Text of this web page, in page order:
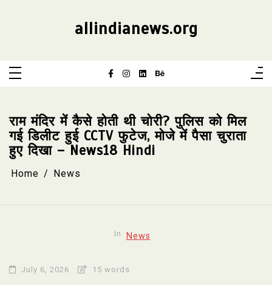
allindianews.org
राम मंदिर में कैसे होती थी चोरी? पुलिस को मिल
गई डिलीट हुई CCTV फुटेज, मोजे में पैसा चुराता
हुए दिखा – News18 Hindi
Home News
In News
July 6, 2026 15 words